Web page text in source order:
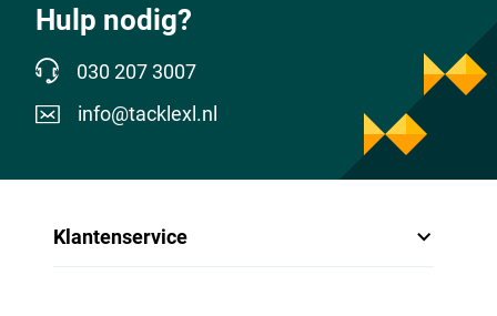
Hulp nodig?
030 207 3007
info@tacklexl.nl
Klantenservice